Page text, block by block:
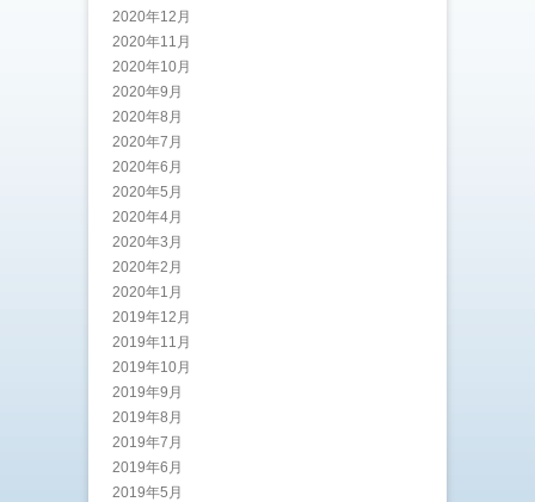
2020年12月
2020年11月
2020年10月
2020年9月
2020年8月
2020年7月
2020年6月
2020年5月
2020年4月
2020年3月
2020年2月
2020年1月
2019年12月
2019年11月
2019年10月
2019年9月
2019年8月
2019年7月
2019年6月
2019年5月